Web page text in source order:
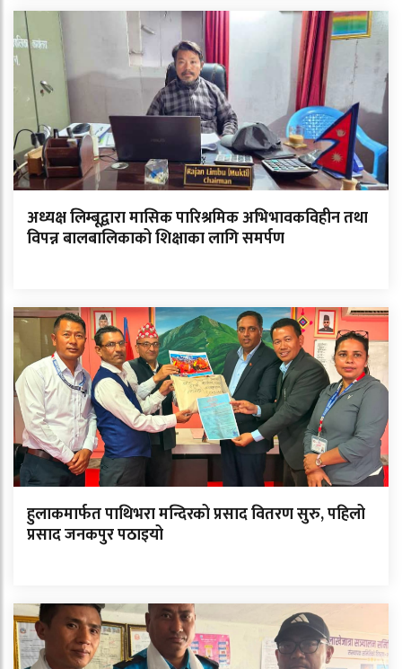
अध्यक्ष लिम्बूद्वारा मासिक पारिश्रमिक अभिभावकविहीन तथा
विपन्न बालबालिकाको शिक्षाका लागि समर्पण
हुलाकमार्फत पाथिभरा मन्दिरको प्रसाद वितरण सुरु, पहिलो
प्रसाद जनकपुर पठाइयो